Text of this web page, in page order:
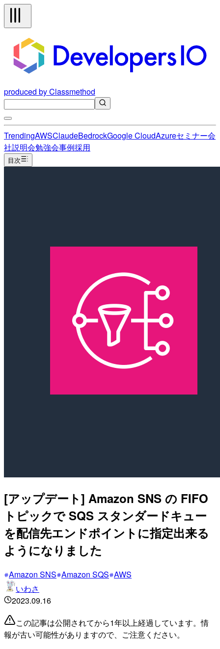
produced by Classmethod
TrendingAWSClaudeBedrockGoogle CloudAzureセミナー会
社説明会勉強会事例採用
目次
[アップデート] Amazon SNS の FIFO
トピックで SQS スタンダードキュー
を配信先エンドポイントに指定出来る
ようになりました
Amazon SNS Amazon SQS AWS
いわさ
2023.09.16
この記事は公開されてから1年以上経過しています。情
報が古い可能性がありますので、ご注意ください。